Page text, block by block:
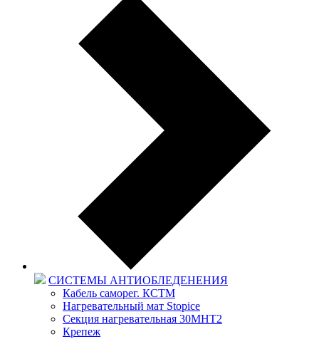
СИСТЕМЫ АНТИОБЛЕДЕНЕНИЯ
Кабель саморег. КСТМ
Нагревательный мат Stopice
Секция нагревательная 30МНТ2
Крепеж